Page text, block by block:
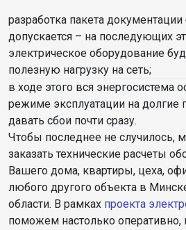
разработка пакета документации
допускается – на последующих
электрическое оборудование
полезную нагрузку на сеть;
в ходе этого вся энергосистема
режиме эксплуатации на долгие
давать сбои почти сразу.
Чтобы последнее не случилось,
заказать технические расчеты
Вашего дома, квартиры, цеха,
любого другого объекта в
области. В рамках проекта
поможем настолько оперативно,